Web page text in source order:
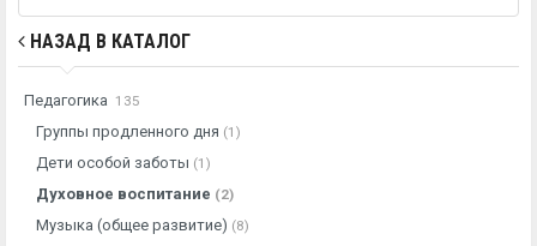
НАЗАД В КАТАЛОГ
Педагогика 135
Группы продленного дня (1)
Дети особой заботы (1)
Духовное воспитание (2)
Музыка (общее развитие) (8)